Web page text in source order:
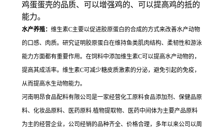
鸡蛋蛋壳的品质、可以增强鸡的、可以提高鸡的抵的
能力。
水产养殖： 维生素C主要以促进胶原蛋白的合成的方式来改善水产动物
的口感、肉质。研究证明胶原蛋白在维持鱼类肌肉结构、柔韧性和游泳
能力方面都有重要作用。在饲料中添加维生素C可以提高水产动物的，
提高其成活率。维生素C可减少糖皮质激素的分泌，避免引起的免疫，
从而提高水生动物能力。
河南明昂食品配料有限公司是一家经营化工原料食品添加剂、保健品原
料、化妆品原料、医药原料.植物提取物、医药中间体为主要产品原料
为主的经营企业，公司经销的品种齐全、价格合理，多年以来公司以周